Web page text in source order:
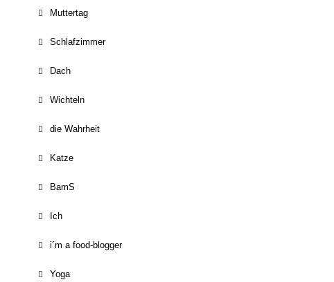
Muttertag
Schlafzimmer
Dach
Wichteln
die Wahrheit
Katze
BamS
Ich
i´m a food-blogger
Yoga